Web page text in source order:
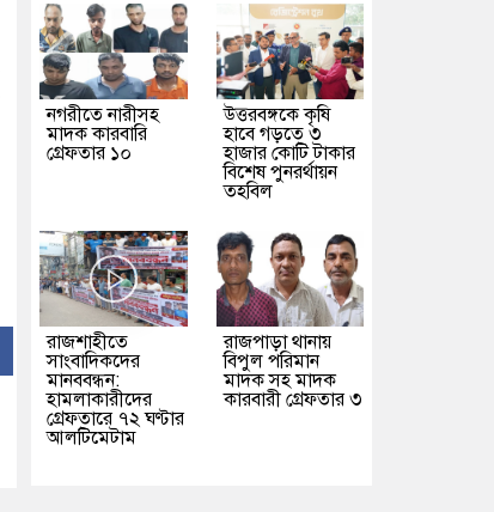
নগরীতে নারীসহ
মাদক কারবারি
গ্রেফতার ১০
উত্তরবঙ্গকে কৃষি
হাবে গড়তে ৩
হাজার কোটি টাকার
বিশেষ পুনরর্থায়ন
তহবিল
রাজশাহীতে
সাংবাদিকদের
মানববন্ধন:
হামলাকারীদের
গ্রেফতারে ৭২ ঘণ্টার
আলটিমেটাম
রাজপাড়া থানায়
বিপুল পরিমান
মাদক সহ মাদক
কারবারী গ্রেফতার ৩